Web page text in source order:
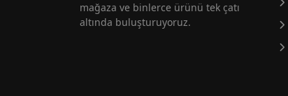
mağaza ve binlerce ürünü tek çatı
altında buluşturuyoruz.